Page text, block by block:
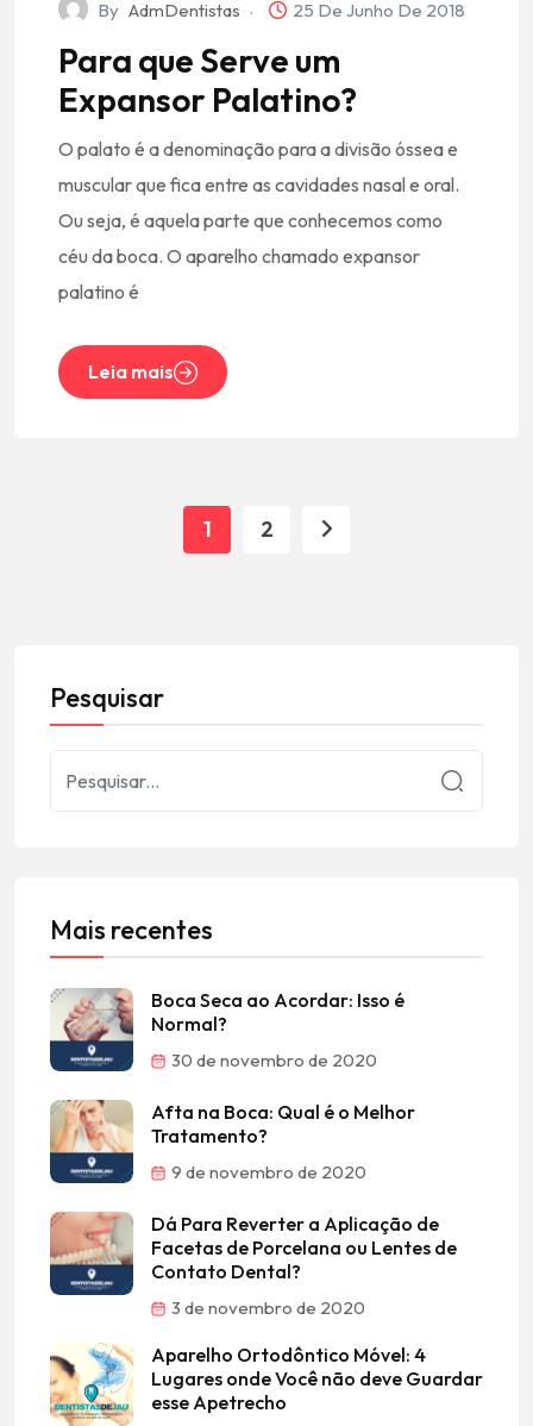
By AdmDentistas 25 De Junho De 2018
Para que Serve um
Expansor Palatino?
O palato é a denominação para a divisão óssea e
muscular que fica entre as cavidades nasal e oral.
Ou seja, é aquela parte que conhecemos como
céu da boca. O aparelho chamado expansor
palatino é
Leia mais
1 2
Pesquisar
Mais recentes
Boca Seca ao Acordar: Isso é
Normal?
30 de novembro de 2020
Afta na Boca: Qual é o Melhor
Tratamento?
9 de novembro de 2020
Dá Para Reverter a Aplicação de
Facetas de Porcelana ou Lentes de
Contato Dental?
3 de novembro de 2020
Aparelho Ortodôntico Móvel: 4
Lugares onde Você não deve Guardar
esse Apetrecho